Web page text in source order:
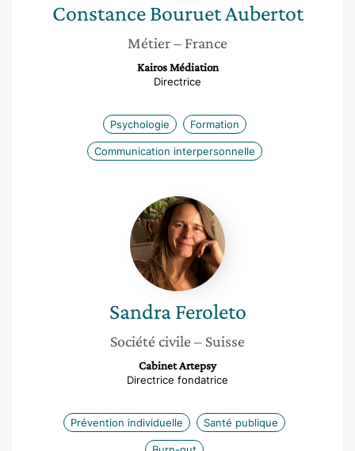
Constance Bouruet Aubertot
Métier– France
Kairos Médiation
Directrice
Psychologie Formation
Communication interpersonnelle
Sandra
Feroleto
Sandra Feroleto
Société civile – Suisse
Cabinet Artepsy
Directrice fondatrice
Prévention individuelle Santé publique